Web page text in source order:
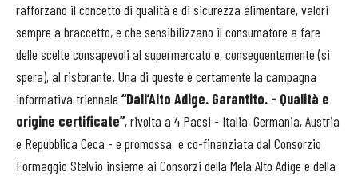
rafforzano il concetto di qualità e di sicurezza alimentare, valori
sempre a braccetto, e che sensibilizzano il consumatore a fare
delle scelte consapevoli al supermercato e, conseguentemente (si
spera), al ristorante. Una di queste è certamente la campagna
informativa triennale “Dall’Alto Adige. Garantito. - Qualità e
origine certificate”, rivolta a 4 Paesi - Italia, Germania, Austria
e Repubblica Ceca - e promossa e co-finanziata dal Consorzio
Formaggio Stelvio insieme ai Consorzi della Mela Alto Adige e della